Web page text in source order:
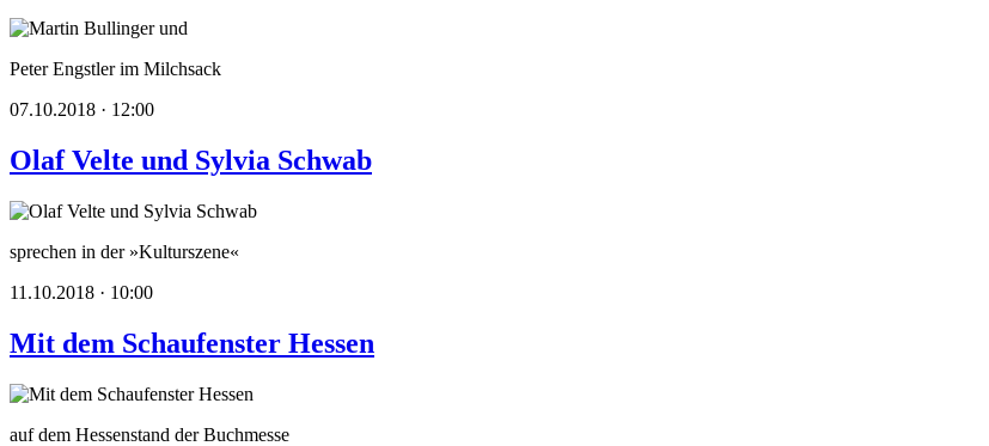
Peter Engstler im Milchsack
07.10.2018 · 12:00
Olaf Velte und Sylvia Schwab
sprechen in der »Kulturszene«
11.10.2018 · 10:00
Mit dem Schaufenster Hessen
auf dem Hessenstand der Buchmesse